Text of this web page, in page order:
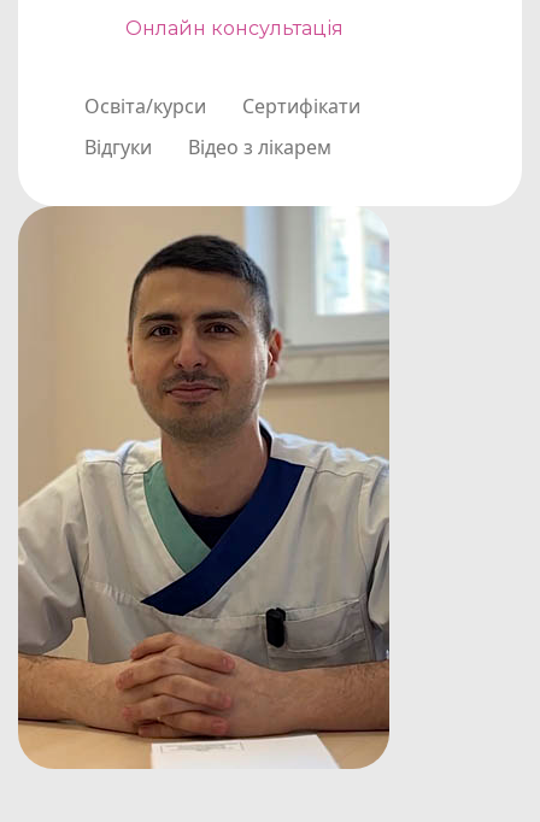
Онлайн консультація
Освіта/курси
Сертифікати
Відгуки
Відео з лікарем